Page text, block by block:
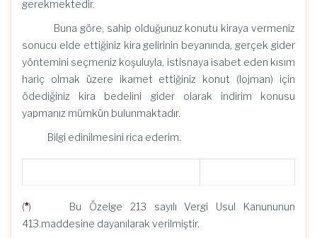
gerekmektedir.
Buna göre, sahip olduğunuz konutu kiraya vermeniz
sonucu elde ettiğiniz kira gelirinin beyanında, gerçek gider
yöntemini seçmeniz koşuluyla, istisnaya isabet eden kısım
hariç olmak üzere ikamet ettiğiniz konut (lojman) için
ödediğiniz kira bedelini gider olarak indirim konusu
yapmanız mümkün bulunmaktadır.
Bilgi edinilmesini rica ederim.
(*) Bu Özelge 213 sayılı Vergi Usul Kanununun
413.maddesine dayanılarak verilmiştir.